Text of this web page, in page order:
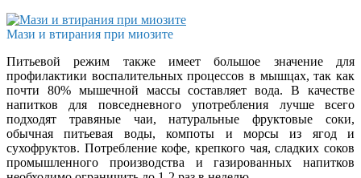
Мази и втирания при миозите
Питьевой режим также имеет большое значение для
профилактики воспалительных процессов в мышцах, так как
почти 80% мышечной массы составляет вода. В качестве
напитков для повседневного употребления лучше всего
подходят травяные чаи, натуральные фруктовые соки,
обычная питьевая воды, компоты и морсы из ягод и
сухофруктов. Потребление кофе, крепкого чая, сладких соков
промышленного производства и газированных напитков